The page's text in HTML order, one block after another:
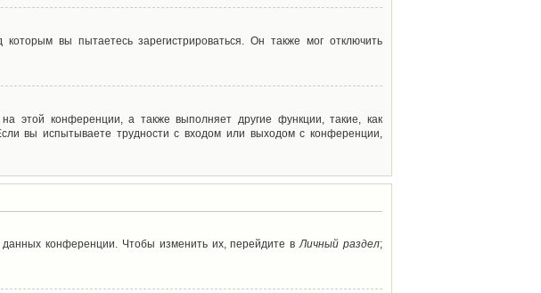
вы пытаетесь зарегистрироваться. Он также мог отключить
этой конференции, а также выполняет другие функции, такие, как
вы испытываете трудности с входом или выходом с конференции,
данных конференции. Чтобы изменить их, перейдите вЛичный раздел;